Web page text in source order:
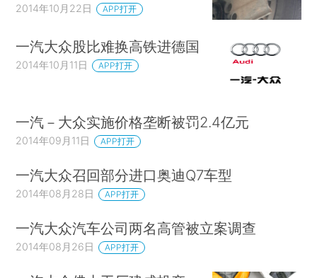
2014年10月22日 APP打开
一汽大众股比难换高铁进德国
2014年10月11日 APP打开
一汽－大众实施价格垄断被罚2.4亿元
2014年09月11日 APP打开
一汽大众召回部分进口奥迪Q7车型
2014年08月28日 APP打开
一汽大众汽车公司两名高管被立案调查
2014年08月26日 APP打开